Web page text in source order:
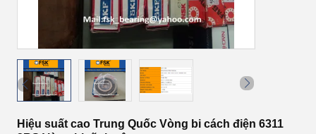
Hiệu suất cao Trung Quốc Vòng bi cách điện 6311